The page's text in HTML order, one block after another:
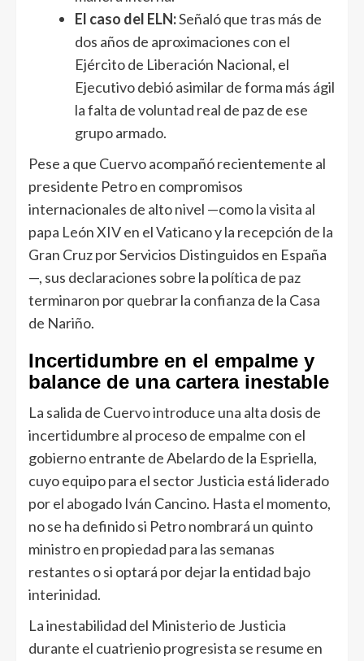
El caso del ELN:Señaló que tras más de
dos años de aproximaciones con el
Ejército de Liberación Nacional, el
Ejecutivo debió asimilar de forma más ágil
la falta de voluntad real de paz de ese
grupo armado.
Pese a que Cuervo acompañó recientemente al
presidente Petro en compromisos
internacionales de alto nivel —como la visita al
papa León XIV en el Vaticano y la recepción de la
Gran Cruz por Servicios Distinguidos en España
—, sus declaraciones sobre la política de paz
terminaron por quebrar la confianza de la Casa
de Nariño.
Incertidumbre en el empalme y
balance de una cartera inestable
La salida de Cuervo introduce una alta dosis de
incertidumbre al proceso de empalme con el
gobierno entrante de Abelardo de la Espriella,
cuyo equipo para el sector Justicia está liderado
por el abogado Iván Cancino. Hasta el momento,
no se ha definido si Petro nombrará un quinto
ministro en propiedad para las semanas
restantes o si optará por dejar la entidad bajo
interinidad.
La inestabilidad del Ministerio de Justicia
durante el cuatrienio progresista se resume en